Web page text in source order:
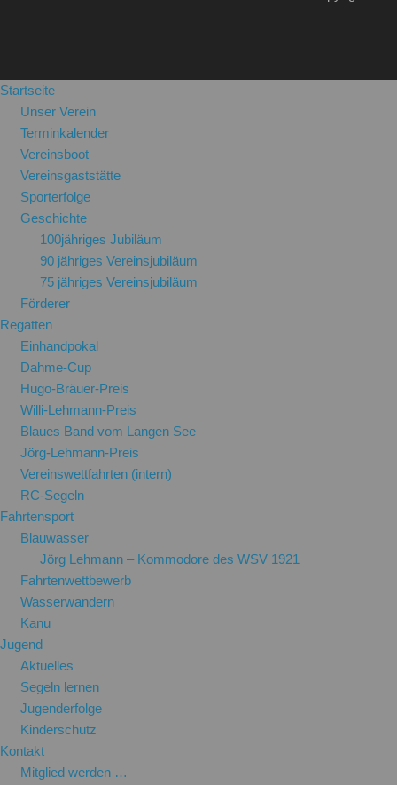
Startseite
Unser Verein
Terminkalender
Vereinsboot
Vereinsgaststätte
Sporterfolge
Geschichte
100jähriges Jubiläum
90 jähriges Vereinsjubiläum
75 jähriges Vereinsjubiläum
Förderer
Regatten
Einhandpokal
Dahme-Cup
Hugo-Bräuer-Preis
Willi-Lehmann-Preis
Blaues Band vom Langen See
Jörg-Lehmann-Preis
Vereinswettfahrten (intern)
RC-Segeln
Fahrtensport
Blauwasser
Jörg Lehmann – Kommodore des WSV 1921
Fahrtenwettbewerb
Wasserwandern
Kanu
Jugend
Aktuelles
Segeln lernen
Jugenderfolge
Kinderschutz
Kontakt
Mitglied werden …